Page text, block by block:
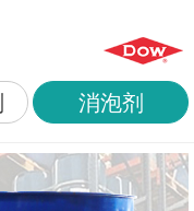
消泡剂